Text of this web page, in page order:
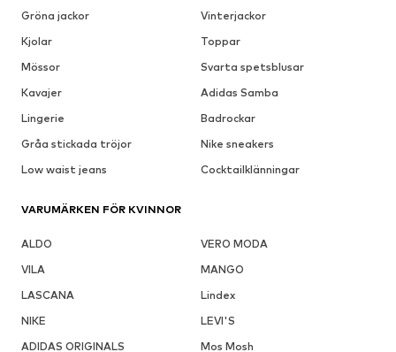
Gröna jackor
Vinterjackor
Kjolar
Toppar
Mössor
Svarta spetsblusar
Kavajer
Adidas Samba
Lingerie
Badrockar
Gråa stickada tröjor
Nike sneakers
Low waist jeans
Cocktailklänningar
VARUMÄRKEN FÖR KVINNOR
ALDO
VERO MODA
VILA
MANGO
LASCANA
Lindex
NIKE
LEVI'S
ADIDAS ORIGINALS
Mos Mosh